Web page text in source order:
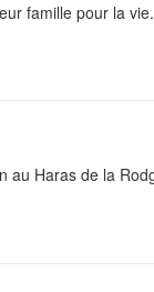
famille pour la vie.
Haras de la